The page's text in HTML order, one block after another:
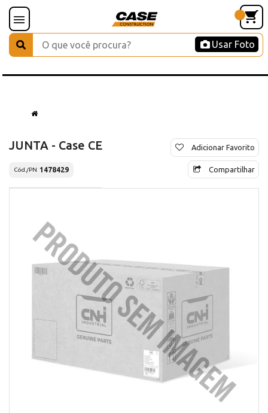
Usar Foto
JUNTA - Case CE
Cód./PN 1478429
Adicionar Favorito
Compartilhar